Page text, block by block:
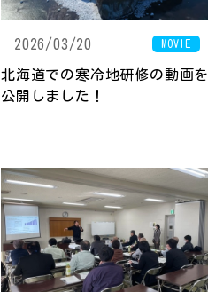
2026/03/20 MOVIE
北海道での寒冷地研修の動画を
公開しました！